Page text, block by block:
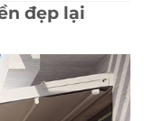
đẹp lại